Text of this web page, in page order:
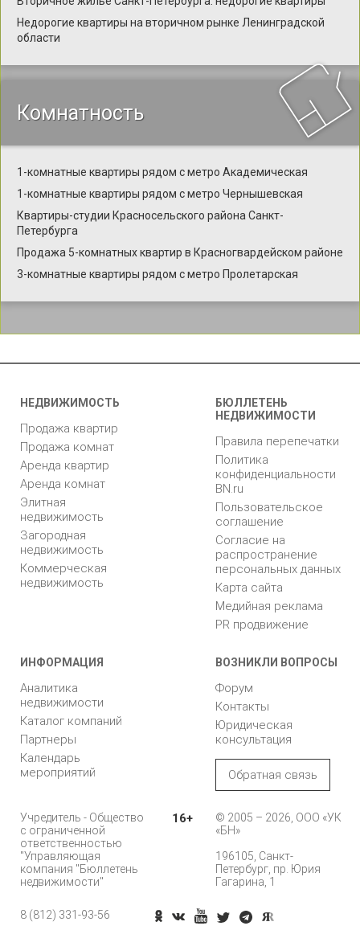
Недорогие квартиры на вторичном рынке Ленинградской
области
Комнатность
1-комнатные квартиры рядом с метро Академическая
1-комнатные квартиры рядом с метро Чернышевская
Квартиры-студии Красносельского района Санкт-
Петербурга
Продажа 5-комнатных квартир в Красногвардейском районе
3-комнатные квартиры рядом с метро Пролетарская
НЕДВИЖИМОСТЬ
Продажа квартир
Продажа комнат
Аренда квартир
Аренда комнат
Элитная
недвижимость
Загородная
недвижимость
Коммерческая
недвижимость
БЮЛЛЕТЕНЬ
НЕДВИЖИМОСТИ
Правила перепечатки
Политика
конфиденциальности
BN.ru
Пользовательское
соглашение
Согласие на
распространение
персональных данных
Карта сайта
Медийная реклама
PR продвижение
ИНФОРМАЦИЯ
Аналитика
недвижимости
Каталог компаний
Партнеры
Календарь
мероприятий
ВОЗНИКЛИ ВОПРОСЫ
Форум
Контакты
Юридическая
консультация
Обратная связь
Учредитель - Общество
с ограниченной
ответственностью
"Управляющая
компания "Бюллетень
недвижимости"
16+
© 2005 – 2026, ООО «УК
«БН»
196105, Санкт-
Петербург, пр. Юрия
Гагарина, 1
8 (812) 331-93-56